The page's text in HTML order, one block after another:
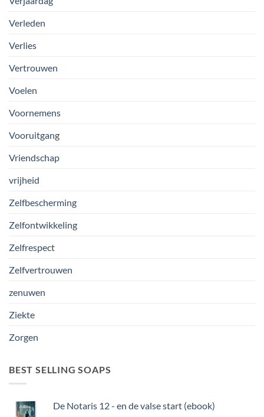
Verleden
Verlies
Vertrouwen
Voelen
Voornemens
Vooruitgang
Vriendschap
vrijheid
Zelfbescherming
Zelfontwikkeling
Zelfrespect
Zelfvertrouwen
zenuwen
Ziekte
Zorgen
BEST SELLING SOAPS
De Notaris 12 - en de valse start (ebook)